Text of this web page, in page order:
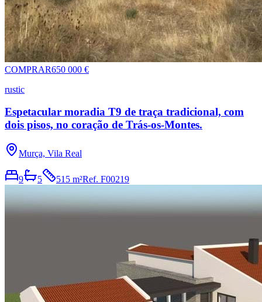
COMPRAR650 000 €
rustic
Espetacular moradia T9 de traça tradicional, com
dois pisos, no coração de Trás-os-Montes.
Murça, Vila Real
9 5 515 m²Ref. F00219